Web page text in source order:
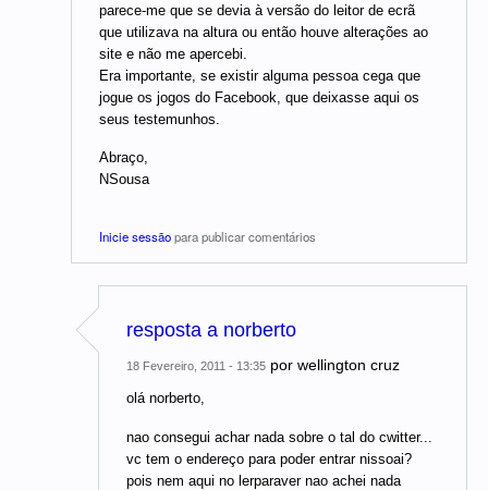
parece-me que se devia à versão do leitor de ecrã
que utilizava na altura ou então houve alterações ao
site e não me apercebi.
Era importante, se existir alguma pessoa cega que
jogue os jogos do Facebook, que deixasse aqui os
seus testemunhos.
Abraço,
NSousa
Inicie sessãopara publicar comentários
resposta a norberto
18 Fevereiro, 2011 - 13:35 por wellington cruz
olá norberto,
nao consegui achar nada sobre o tal do cwitter...
vc tem o endereço para poder entrar nissoai?
pois nem aqui no lerparaver nao achei nada